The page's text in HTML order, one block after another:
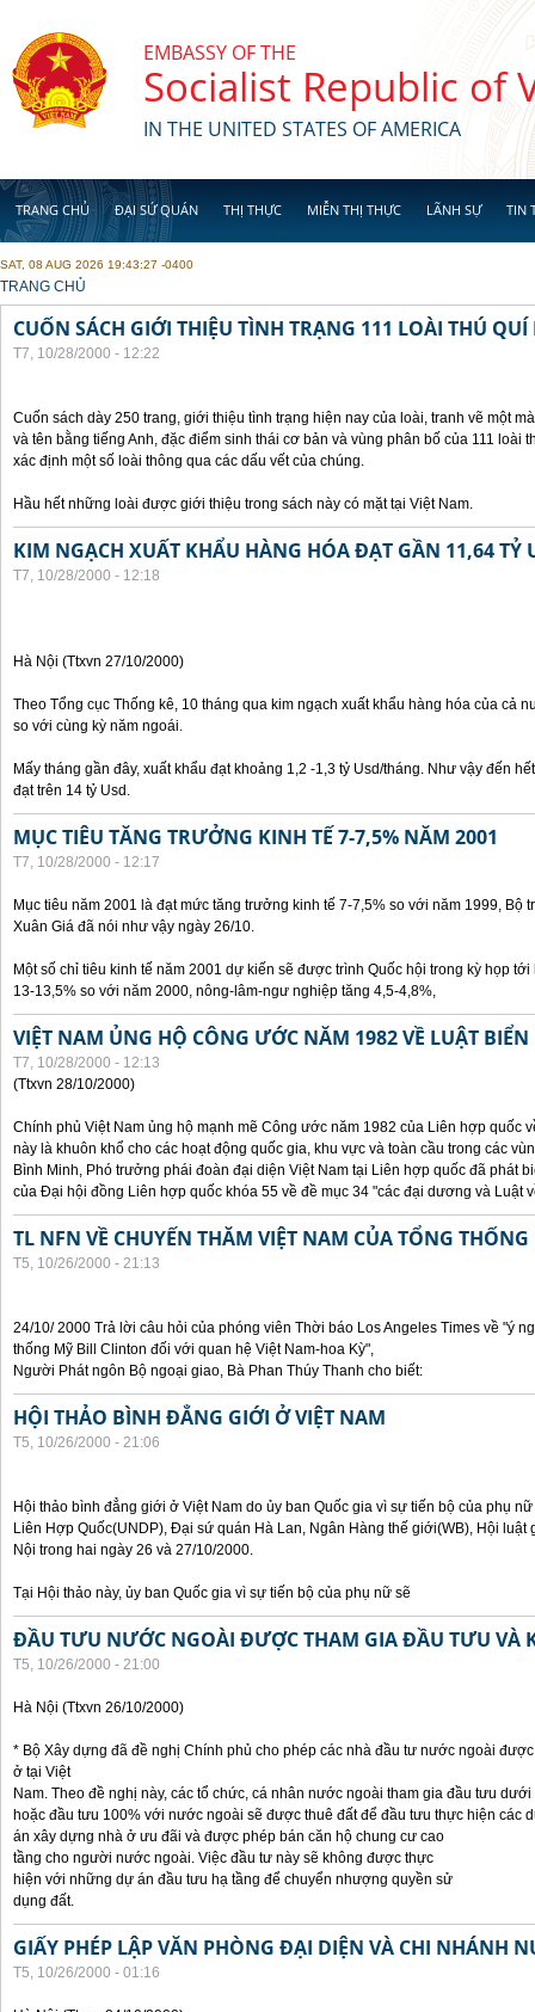
EMBASSY OF THE
Socialist Republic of
IN THE UNITED STATES OF AMERICA
TRANG CHỦ ĐẠI SỨ QUÁN THỊ THỰC MIỄN THỊ THỰC LÃNH SỰ TIN
SAT, 08 AUG 2026 19:43:27 -0400
YOU ARE HERE
TRANG CHỦ
CUỐN SÁCH GIỚI THIỆU TÌNH TRẠNG 111 LOÀI THÚ QUÍ
T7, 10/28/2000 - 12:22
Cuốn sách dày 250 trang, giới thiệu tình trạng hiện nay của loài, tranh vẽ một
và tên bằng tiếng Anh, đặc điểm sinh thái cơ bản và vùng phân bố của 111 loài
xác định một số loài thông qua các dấu vết của chúng.
Hầu hết những loài được giới thiệu trong sách này có mặt tại Việt Nam.
KIM NGẠCH XUẤT KHẨU HÀNG HÓA ĐẠT GẦN 11,64 TỶ
T7, 10/28/2000 - 12:18
Hà Nội (Ttxvn 27/10/2000)
Theo Tổng cục Thống kê, 10 tháng qua kim ngạch xuất khẩu hàng hóa của cả
so với cùng kỳ năm ngoái.
Mấy tháng gần đây, xuất khẩu đạt khoảng 1,2 -1,3 tỷ Usd/tháng. Như vậy đến
đạt trên 14 tỷ Usd.
MỤC TIÊU TĂNG TRƯỞNG KINH TẾ 7-7,5% NĂM 2001
T7, 10/28/2000 - 12:17
Mục tiêu năm 2001 là đạt mức tăng trưởng kinh tế 7-7,5% so với năm 1999, Bộ
Xuân Giá đã nói như vậy ngày 26/10.
Một số chỉ tiêu kinh tế năm 2001 dự kiến sẽ được trình Quốc hội trong kỳ họp
13-13,5% so với năm 2000, nông-lâm-ngư nghiệp tăng 4,5-4,8%,
VIỆT NAM ỦNG HỘ CÔNG ƯỚC NĂM 1982 VỀ LUẬT BIỂN
T7, 10/28/2000 - 12:13
(Ttxvn 28/10/2000)
Chính phủ Việt Nam ủng hộ mạnh mẽ Công ước năm 1982 của Liên hợp quốc
này là khuôn khổ cho các hoạt động quốc gia, khu vực và toàn cầu trong các
Bình Minh, Phó trưởng phái đoàn đại diện Việt Nam tại Liên hợp quốc đã phát
của Đại hội đồng Liên hợp quốc khóa 55 về đề mục 34 "các đại dương và Luật
TL NFN VỀ CHUYẾN THĂM VIỆT NAM CỦA TỔNG
T5, 10/26/2000 - 21:13
24/10/ 2000 Trả lời câu hỏi của phóng viên Thời báo Los Angeles Times về "ý
thống Mỹ Bill Clinton đối với quan hệ Việt Nam-hoa Kỳ",
Người Phát ngôn Bộ ngoại giao, Bà Phan Thúy Thanh cho biết:
HỘI THẢO BÌNH ĐẲNG GIỚI Ở VIỆT NAM
T5, 10/26/2000 - 21:06
Hội thảo bình đẳng giới ở Việt Nam do ủy ban Quốc gia vì sự tiến bộ của phụ
Liên Hợp Quốc(UNDP), Đại sứ quán Hà Lan, Ngân Hàng thế giới(WB), Hội luật
Nội trong hai ngày 26 và 27/10/2000.
Tại Hội thảo này, ủy ban Quốc gia vì sự tiến bộ của phụ nữ sẽ
ĐẦU TƯU NƯỚC NGOÀI ĐƯỢC THAM GIA ĐẦU TƯU VÀ
T5, 10/26/2000 - 21:00
Hà Nội (Ttxvn 26/10/2000)
* Bộ Xây dựng đã đề nghị Chính phủ cho phép các nhà đầu tư nước ngoài
ở tại Việt
Nam. Theo đề nghị này, các tổ chức, cá nhân nước ngoài tham gia đầu tưu
hoặc đầu tưu 100% với nước ngoài sẽ được thuê đất để đầu tưu thực hiện các
án xây dựng nhà ở ưu đãi và được phép bán căn hộ chung cư cao
tầng cho người nước ngoài. Việc đầu tư này sẽ không được thực
hiện với những dự án đầu tưu hạ tầng để chuyển nhượng quyền sử
dụng đất.
GIẤY PHÉP LẬP VĂN PHÒNG ĐẠI DIỆN VÀ CHI NHÁNH
T5, 10/26/2000 - 01:16